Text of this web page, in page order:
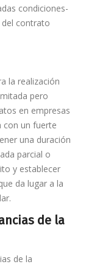
condiciones-
contrato
la realización
pero
en empresas
con un fuerte
una duración
parcial o
y establecer
da lugar a la
de la
de la